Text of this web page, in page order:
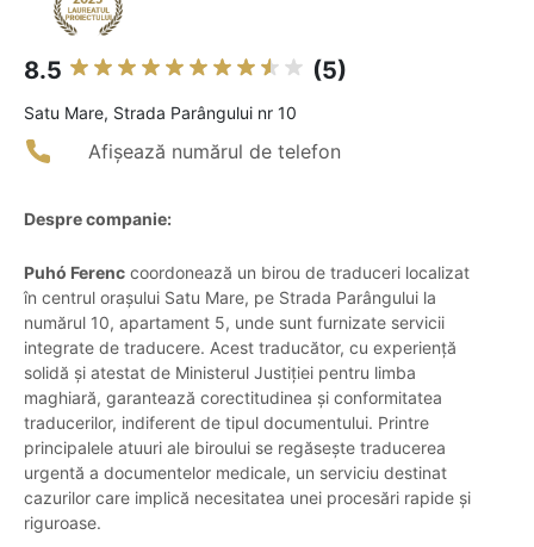
8.5 (5)
Satu Mare, Strada Parângului nr 10
Afișează numărul de telefon
Despre companie:
Puhó Ferenc coordonează un birou de traduceri localizat
în centrul orașului Satu Mare, pe Strada Parângului la
numărul 10, apartament 5, unde sunt furnizate servicii
integrate de traducere. Acest traducător, cu experiență
solidă și atestat de Ministerul Justiției pentru limba
maghiară, garantează corectitudinea și conformitatea
traducerilor, indiferent de tipul documentului. Printre
principalele atuuri ale biroului se regăsește traducerea
urgentă a documentelor medicale, un serviciu destinat
cazurilor care implică necesitatea unei procesări rapide și
riguroase.